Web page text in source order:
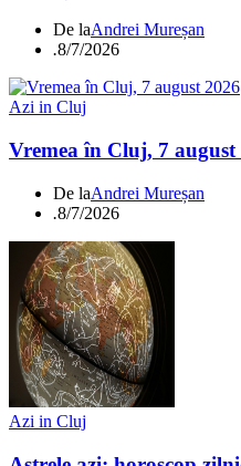
De laAndrei Mureșan
.8/7/2026
Azi in Cluj
Vremea în Cluj, 7 august
De laAndrei Mureșan
.8/7/2026
Azi in Cluj